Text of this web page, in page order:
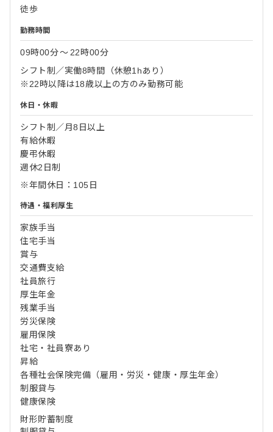
徒歩
勤務時間
09時00分〜 22時00分
シフト制／実働8時間（休憩1hあり）
※22時以降は18歳以上の方のみ勤務可能
休日・休暇
シフト制／月8日以上
有給休暇
慶弔休暇
週休2日制
※年間休日：105日
待遇・福利厚生
家族手当
住宅手当
賞与
交通費支給
社員旅行
厚生年金
残業手当
労災保険
雇用保険
社宅・社員寮あり
昇給
各種社会保険完備（雇用・労災・健康・厚生年金）
制服貸与
健康保険
財形貯蓄制度